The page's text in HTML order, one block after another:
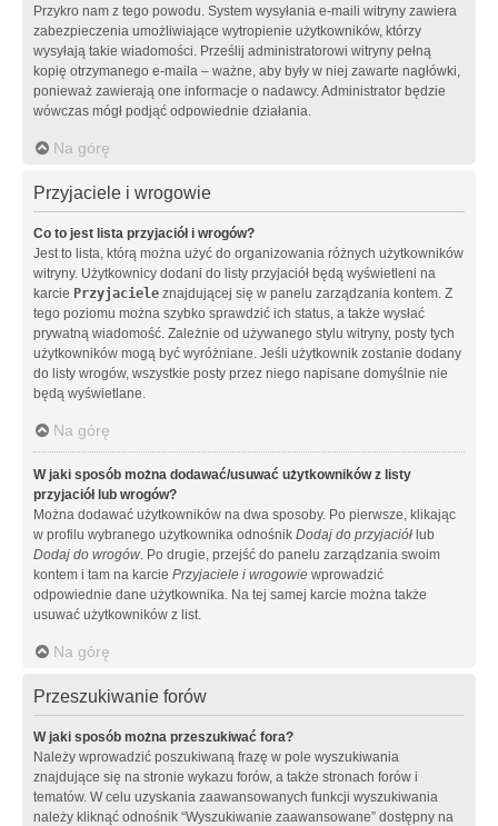
Przykro nam z tego powodu. System wysyłania e-maili witryny zawiera
zabezpieczenia umożliwiające wytropienie użytkowników, którzy
wysyłają takie wiadomości. Prześlij administratorowi witryny pełną
kopię otrzymanego e-maila – ważne, aby były w niej zawarte nagłówki,
ponieważ zawierają one informacje o nadawcy. Administrator będzie
wówczas mógł podjąć odpowiednie działania.
Na górę
Przyjaciele i wrogowie
Co to jest lista przyjaciół i wrogów?
Jest to lista, którą można użyć do organizowania różnych użytkowników
witryny. Użytkownicy dodani do listy przyjaciół będą wyświetleni na
karcie Przyjaciele znajdującej się w panelu zarządzania kontem. Z
tego poziomu można szybko sprawdzić ich status, a także wysłać
prywatną wiadomość. Zależnie od używanego stylu witryny, posty tych
użytkowników mogą być wyróżniane. Jeśli użytkownik zostanie dodany
do listy wrogów, wszystkie posty przez niego napisane domyślnie nie
będą wyświetlane.
Na górę
W jaki sposób można dodawać/usuwać użytkowników z listy
przyjaciół lub wrogów?
Można dodawać użytkowników na dwa sposoby. Po pierwsze, klikając
w profilu wybranego użytkownika odnośnik Dodaj do przyjaciół lub
Dodaj do wrogów. Po drugie, przejść do panelu zarządzania swoim
kontem i tam na karcie Przyjaciele i wrogowie wprowadzić
odpowiednie dane użytkownika. Na tej samej karcie można także
usuwać użytkowników z list.
Na górę
Przeszukiwanie forów
W jaki sposób można przeszukiwać fora?
Należy wprowadzić poszukiwaną frazę w pole wyszukiwania
znajdujące się na stronie wykazu forów, a także stronach forów i
tematów. W celu uzyskania zaawansowanych funkcji wyszukiwania
należy kliknąć odnośnik “Wyszukiwanie zaawansowane” dostępny na